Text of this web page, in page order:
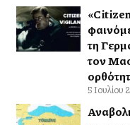
τη
τον
5 Ιουλίου